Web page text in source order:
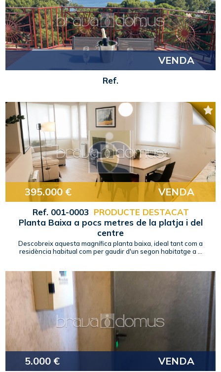
VENDA
Ref.
395.000 € VENDA
Ref. 001-0003 PRODUCTE DESTACAT
Planta Baixa a pocs metres de la platja i del
centre
Descobreix aquesta magnífica planta baixa, ideal tant com a
residència habitual com per gaudir d'un segon habitatge a ...
5.000 € VENDA